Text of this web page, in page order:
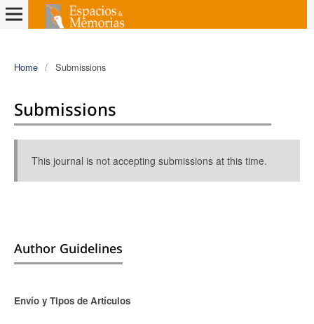
Home / Submissions
Submissions
This journal is not accepting submissions at this time.
Author Guidelines
Envío y Tipos de Artículos